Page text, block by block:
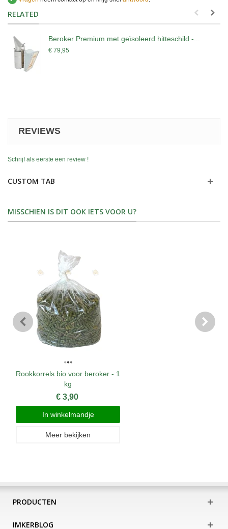
RELATED
Beroker Premium met geïsoleerd hitteschild -...
€ 79,95
REVIEWS
Schrijf als eerste een review !
CUSTOM TAB
MISSCHIEN IS DIT OOK IETS VOOR U?
Rookkorrels bio voor beroker - 1
kg
€ 3,90
In winkelmandje
Meer bekijken
PRODUCTEN
IMKERBLOG